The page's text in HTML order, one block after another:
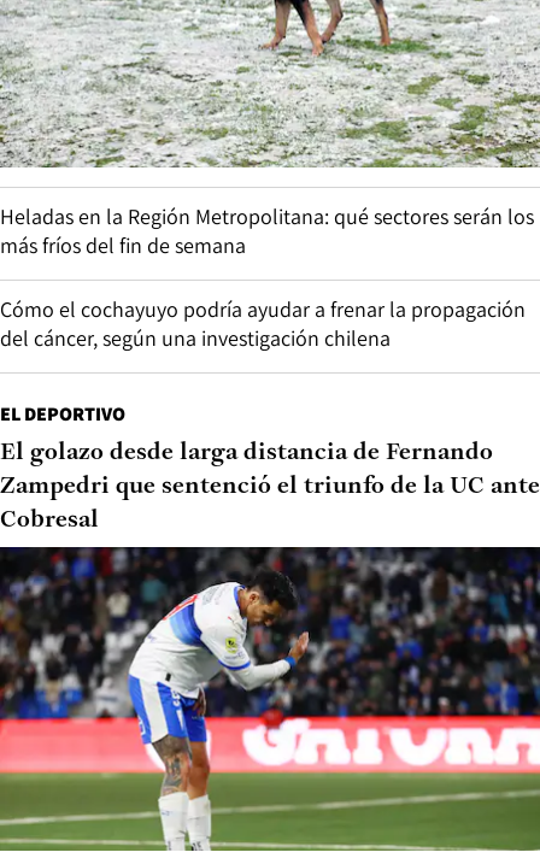
Heladas en la Región Metropolitana: qué sectores serán los
más fríos del fin de semana
Cómo el cochayuyo podría ayudar a frenar la propagación
del cáncer, según una investigación chilena
EL DEPORTIVO
El golazo desde larga distancia de Fernando
Zampedri que sentenció el triunfo de la UC ante
Cobresal